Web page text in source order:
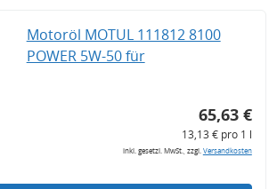
Motoröl MOTUL 111812 8100
POWER 5W-50 für
65,63 €
13,13 € pro 1 l
inkl. gesetzl. MwSt., zzgl.Versandkosten